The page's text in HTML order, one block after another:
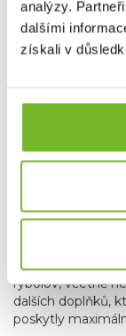
analýzy.
dalšími
získali v
O ZNAČCE
s bohatou
Pochází ze
podmínkách na
škálu produktů
rybolov, včetně
dalších doplňků,
poskytly